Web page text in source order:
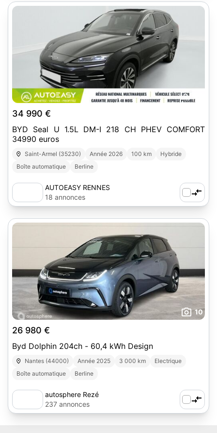
34 990 €
BYD Seal U 1.5L DM-I 218 CH PHEV COMFORT
34990 euros
Saint-Armel (35230) Année 2026 100 km
Hybride
Boîte automatique
Berline
AUTOEASY RENNES
18 annonces
10
26 980 €
Byd Dolphin 204ch - 60,4 kWh Design
Nantes (44000) Année 2025 3 000 km
Electrique
Boîte automatique
Berline
autosphere Rezé
237 annonces